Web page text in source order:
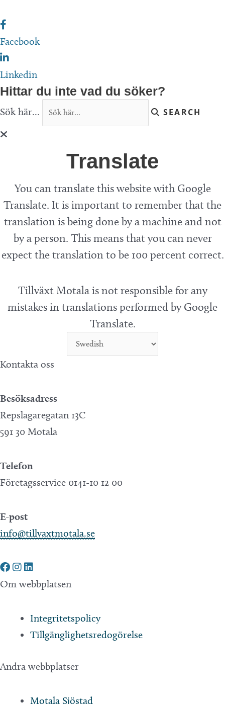
Facebook
Linkedin
Hittar du inte vad du söker?
Sök här... SEARCH
Translate
You can translate this website with Google
Translate. It is important to remember that the
translation is being done by a machine and not
by a person. This means that you can never
expect the translation to be 100 percent correct.
Tillväxt Motala is not responsible for any
mistakes in translations performed by Google
Translate.
Kontakta oss
Besöksadress
Repslagaregatan 13C
591 30 Motala
Telefon
Företagsservice 0141-10 12 00
E-post
info@tillvaxtmotala.se
Om webbplatsen
Integritetspolicy
Tillgänglighetsredogörelse
Andra webbplatser
Motala Sjöstad